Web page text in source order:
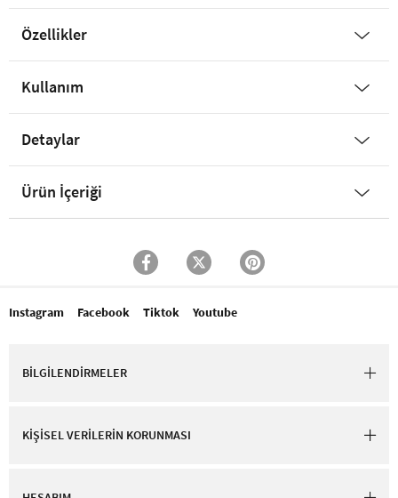
Özellikler
Kullanım
Detaylar
Ürün İçeriği
Instagram Facebook Tiktok Youtube
BİLGİLENDİRMELER
KİŞİSEL VERİLERİN KORUNMASI